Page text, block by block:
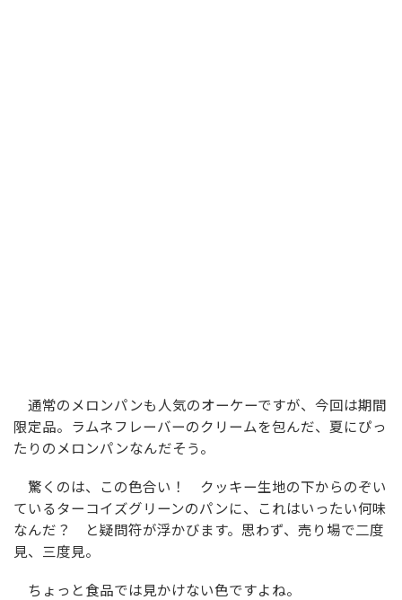
通常のメロンパンも人気のオーケーですが、今回は期間
限定品。ラムネフレーバーのクリームを包んだ、夏にぴっ
たりのメロンパンなんだそう。
驚くのは、この色合い！ クッキー生地の下からのぞい
ているターコイズグリーンのパンに、これはいったい何味
なんだ？ と疑問符が浮かびます。思わず、売り場で二度
見、三度見。
ちょっと食品では見かけない色ですよね。